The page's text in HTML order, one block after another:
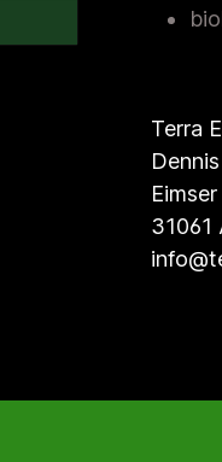
Terra
31061